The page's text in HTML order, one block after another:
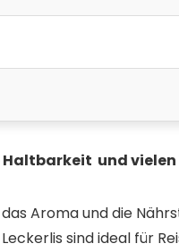
Haltbarkeit und
Aroma und die
sind ideal für